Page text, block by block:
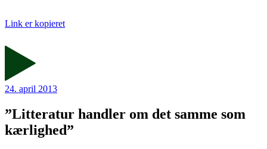
Link er kopieret
24. april 2013
”Litteratur handler om det samme som
kærlighed”